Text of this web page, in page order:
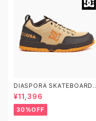
DIASPORA SKATEBOARDS
X DC SHOES CLOCKER 2 D
SP ディーシーシューズ ディアス
ポラ スケートボード クロッカー
2 スケシュー
¥11,396
30%OFF